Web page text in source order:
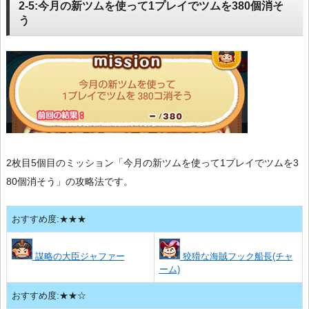
2-5:今月の新ツムを使って1プレイでツムを380個消そ
う
2枚目5個目のミッション「今月の新ツムを使って1プレイでツムを3
80個消そう」の攻略法です。
おすすめ度:★★★
謀略の大臣ジャファー
狡猾な海賊フック船長(チャ
ーム)
おすすめ度:★★☆